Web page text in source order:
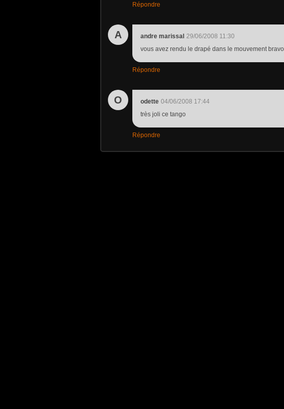
Répondre
A andre marissal 29/06/2008 11:30
vous avez rendu le drapé dans le mouvement bravo
Répondre
O odette 04/06/2008 17:44
très joli ce tango
Répondre